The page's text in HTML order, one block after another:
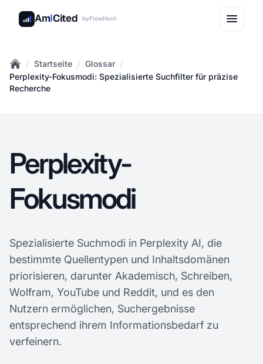
AmICited byFlowHunt
Home
/ Startseite / Glossar /
Perplexity-Fokusmodi: Spezialisierte Suchfilter für präzise
Recherche
Perplexity-
Fokusmodi
Spezialisierte Suchmodi in Perplexity AI, die
bestimmte Quellentypen und Inhaltsdomänen
priorisieren, darunter Akademisch, Schreiben,
Wolfram, YouTube und Reddit, und es den
Nutzern ermöglichen, Suchergebnisse
entsprechend ihrem Informationsbedarf zu
verfeinern.